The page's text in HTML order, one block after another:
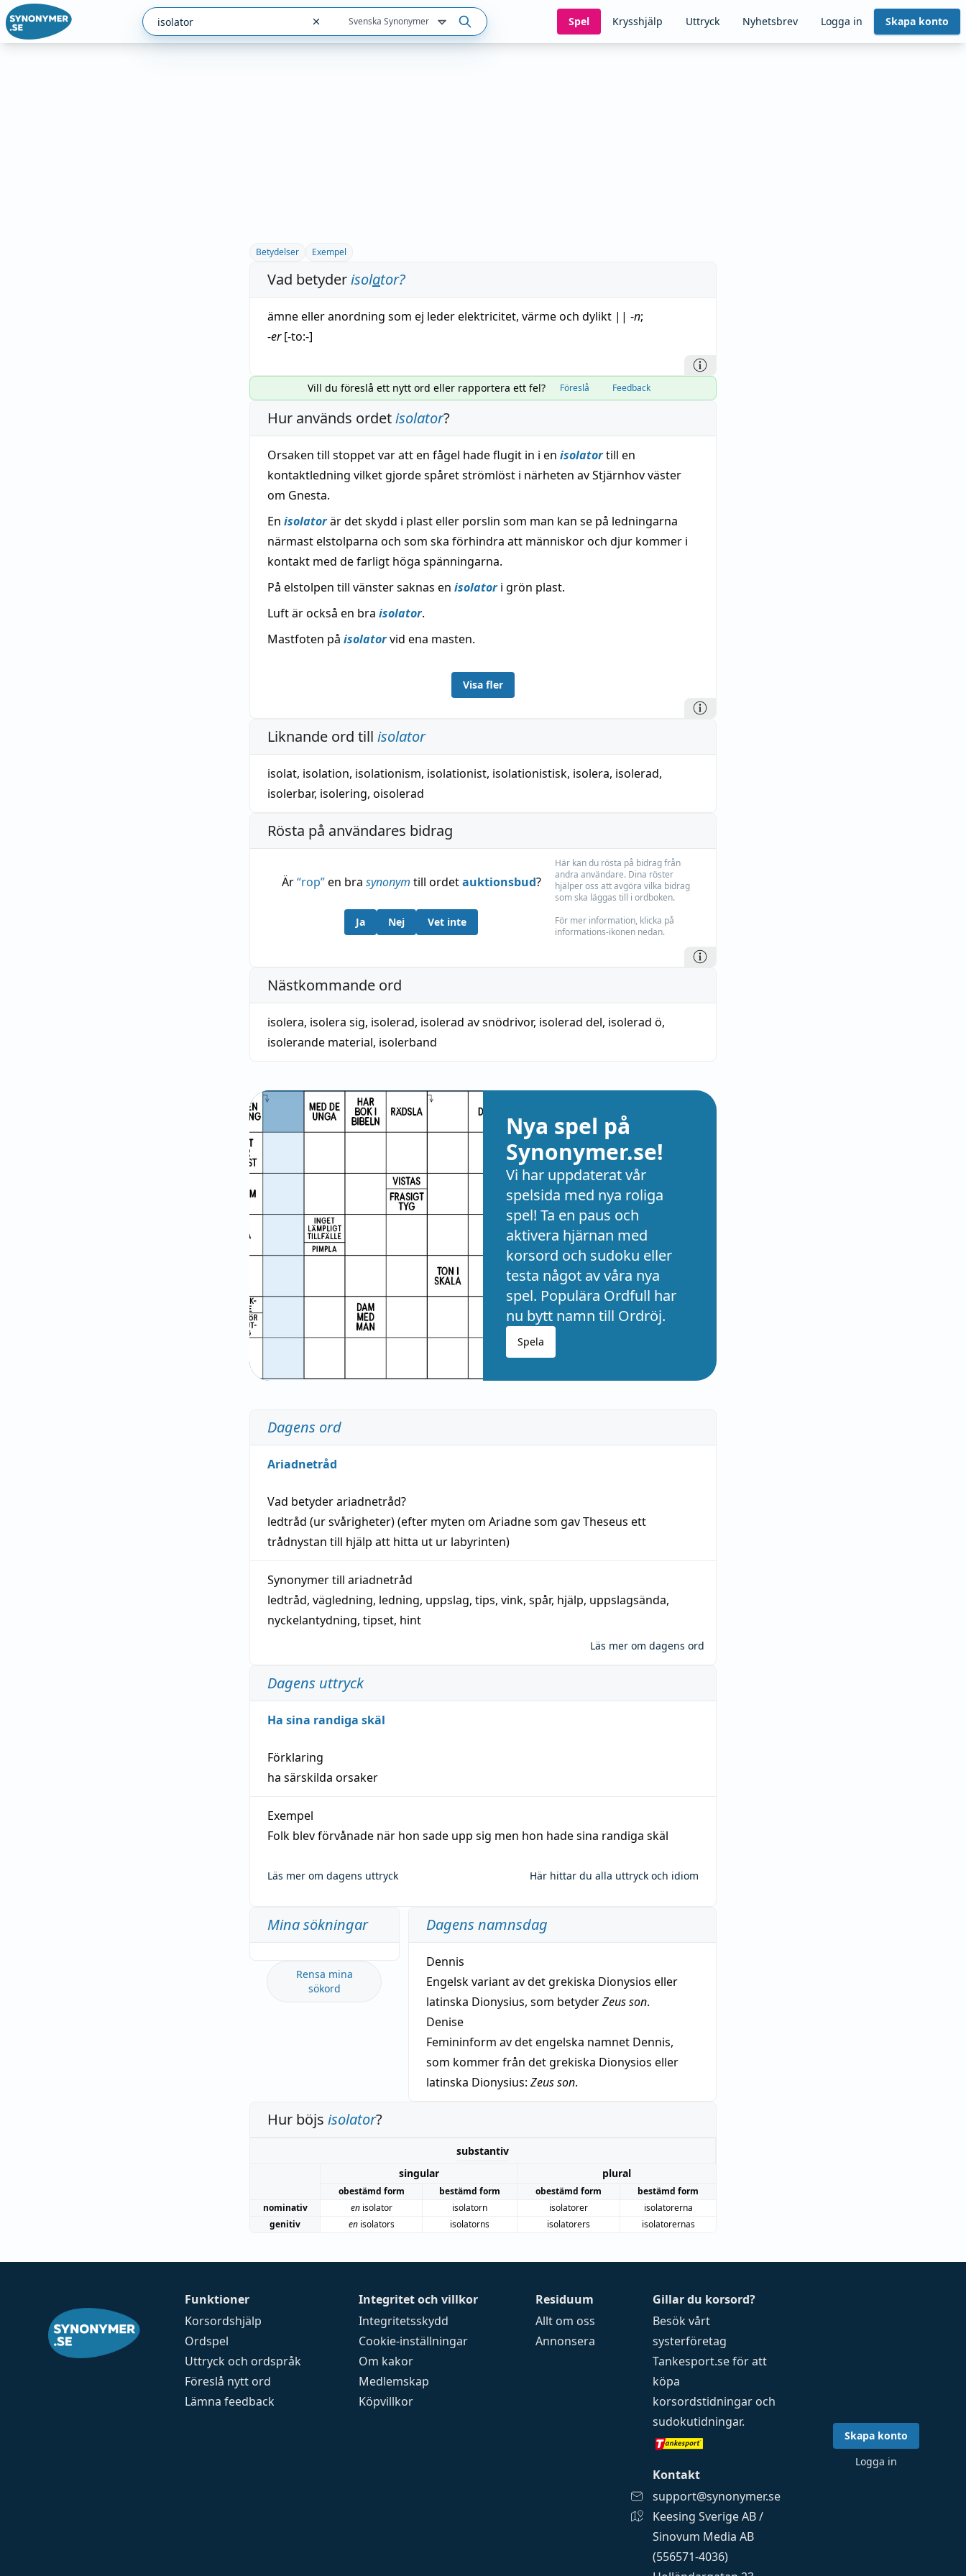
Svenska Synonymer Spel Krysshjälp Uttryck Nyhetsbrev Logga in Skapa konto
Betydelser Exempel
Vad betyderisolator?
ämneelleranordning som ej lederelektricitet, värmeoch dylikt || -n;
-er[-to:-]
Vill du föreslå ett nytt ord eller rapportera ett fel? Föreslå Feedback
Hur används ordetisolator?
Orsaken till stoppet var att en fågel hade flugit in i en isolatortill en
kontaktledning vilket gjorde spåret strömlöst i närheten av Stjärnhov väster
om Gnesta.
En isolatorär det skydd i plast eller porslin som man kan se på ledningarna
närmast elstolparna och som ska förhindra att människor och djur kommer i
kontakt med de farligt höga spänningarna.
På elstolpen till vänster saknas en isolatori grön plast.
Luft är också en bra isolator.
Mastfoten på isolatorvid ena masten.
Visa fler
Liknande ord till isolator
isolat, isolation, isolationism, isolationist, isolationistisk, isolera, isolerad,
isolerbar, isolering, oisolerad
Rösta på användares bidrag
Är“rop”en bra synonym till ordetauktionsbud?
Ja Nej Vet inte
Här kan du rösta på bidrag från
andra användare. Dina röster
hjälper oss att avgöra vilka bidrag
som ska läggas till i ordboken.
För mer information, klicka på
informations-ikonen nedan.
Nästkommande ord
isolera, isolera sig, isolerad, isolerad av snödrivor, isolerad del, isolerad ö,
isolerande material, isolerband
Nya spel på
Synonymer.se!
Vi har uppdaterat vår
spelsida med nya roliga
spel! Ta en paus och
aktivera hjärnan med
korsord och sudoku eller
testa något av våra nya
spel. Populära Ordfull har
nu bytt namn till Ordröj.
Spela
Dagens ord
Ariadnetråd
Vad betyderariadnetråd?
ledtråd (ur svårigheter) (efter myten om Ariadne som gav Theseus ett
trådnystan till hjälp att hitta ut ur labyrinten)
Synonymer till ariadnetråd
ledtråd, vägledning, ledning, uppslag, tips, vink, spår, hjälp, uppslagsända,
nyckelantydning, tipset, hint
Läs mer om dagens ord
Dagens uttryck
Ha sina randiga skäl
Förklaring
ha särskilda orsaker
Exempel
Folk blev förvånade när hon sade upp sig men hon hade sina randiga skäl
Läs mer om dagens uttryck Här hittar du alla uttryck och idiom
Mina sökningar
Rensa mina
sökord
Dagens namnsdag
Dennis
Engelsk variant av det grekiska Dionysios eller
latinska Dionysius, som betyderZeus son.
Denise
Femininform av det engelska namnet Dennis,
som kommer från det grekiska Dionysios eller
latinska Dionysius: Zeus son.
Hur böjs isolator?
substantiv
singular
plural
obestämd form bestämd form obestämd form
bestämd form
nominativ
enisolator isolatorn isolatorer
isolatorerna
genitiv
enisolators isolatorns isolatorers isolatorernas
Funktioner
Korsordshjälp
Ordspel
Uttryck och ordspråk
Föreslå nytt ord
Lämna feedback
Integritet och villkor
Integritetsskydd
Cookie-inställningar
Om kakor
Medlemskap
Köpvillkor
Residuum
Allt om oss
Annonsera
Gillar du korsord?
Besök vårt
systerföretag
Tankesport.seför att
köpa
korsordstidningar och
sudokutidningar.
Kontakt
support@synonymer.se
Keesing Sverige AB /
Sinovum Media AB
(556571-4036)
Skapa konto
Logga in